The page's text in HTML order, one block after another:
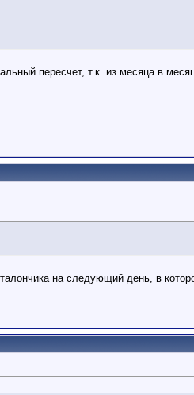
пересчет, т.к. из месяца в
на следующий день, в